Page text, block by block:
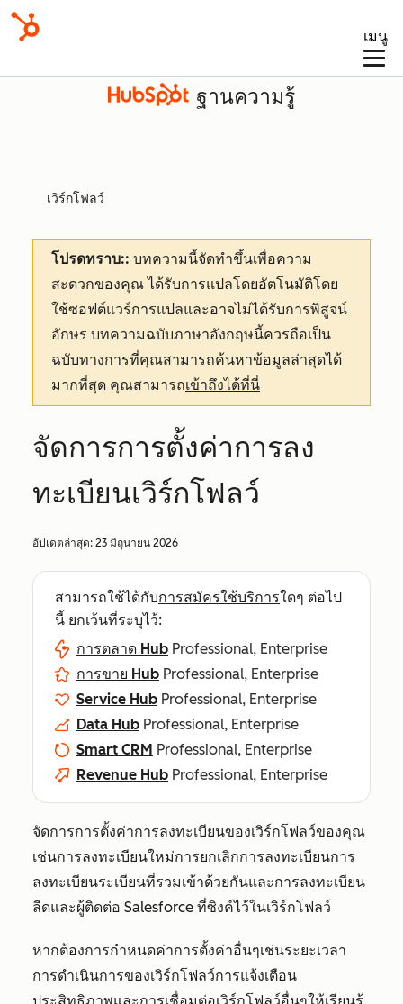
เมนู
ฐานความรู้
เวิร์กโฟลว์
โปรดทราบ:: บทความนี้จัดทำขึ้นเพื่อความ
สะดวกของคุณได้รับการแปลโดยอัตโนมัติโดย
ใช้ซอฟต์แวร์การแปลและอาจไม่ได้รับการพิสูจน์
อักษร บทความฉบับภาษาอังกฤษนี้ควรถือเป็น
ฉบับทางการที่คุณสามารถค้นหาข้อมูลล่าสุดได้
มากที่สุด คุณสามารถเข้าถึงได้ที่นี่
จัดการการตั้งค่าการลง
ทะเบียนเวิร์กโฟลว์
อัปเดตล่าสุด: 23 มิถุนายน 2026
สามารถใช้ได้กับการสมัครใช้บริการใดๆ ต่อไป
นี้ ยกเว้นที่ระบุไว้:
การตลาด Hub Professional, Enterprise
การขาย Hub Professional, Enterprise
Service Hub Professional, Enterprise
Data Hub Professional, Enterprise
Smart CRM Professional, Enterprise
Revenue Hub Professional, Enterprise
จัดการการตั้งค่าการลงทะเบียนของเวิร์กโฟลว์ของคุณ
เช่นการลงทะเบียนใหม่การยกเลิกการลงทะเบียนการ
ลงทะเบียนระเบียนที่รวมเข้าด้วยกันและการลงทะเบียน
ลีดและผู้ติดต่อ Salesforce ที่ซิงค์ไว้ในเวิร์กโฟลว์
หากต้องการกำหนดค่าการตั้งค่าอื่นๆเช่นระยะเวลา
การดำเนินการของเวิร์กโฟลว์การแจ้งเตือน